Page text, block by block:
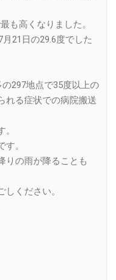
も高くなりました。
21日の29.6度でした
297地点で35度以上の
れる症状での病院搬送
。
りの雨が降ることも
ください。